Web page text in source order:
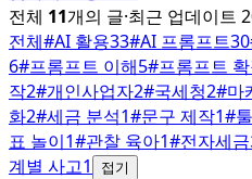
전체 11개의 글·최근 업데이트
전체#AI 활용33#AI 프롬프트30
6#프롬프트 이해5#프롬프트
작2#개인사업자2#국세청2#마
화2#세금 분석1#문구 제작1#
표 놀이1#관찰 육아1#전자세
계별 사고1 접기